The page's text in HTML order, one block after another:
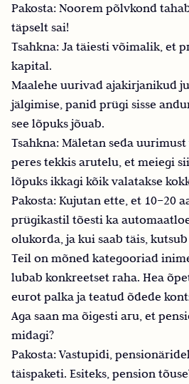
Pakosta: Noorem põlvkond
täpselt sai!
Tsahkna: Ja täiesti võimalik, et
kapital.
Maalehe uurivad ajakirjanikud
jälgimise, panid prügi sisse
see lõpuks jõuab.
Tsahkna: Mäletan seda
peres tekkis arutelu, et meiegi
lõpuks ikkagi kõik valatakse
Pakosta: Kujutan ette, et 10–20
prügikastil tõesti ka
olukorda, ja kui saab täis,
Teil on mõned kategooriad
lubab konkreetset raha. Hea
eurot palka ja teatud õdede
Aga saan ma õigesti aru, et
midagi?
Pakosta: Vastupidi,
täispaketi. Esiteks, pension